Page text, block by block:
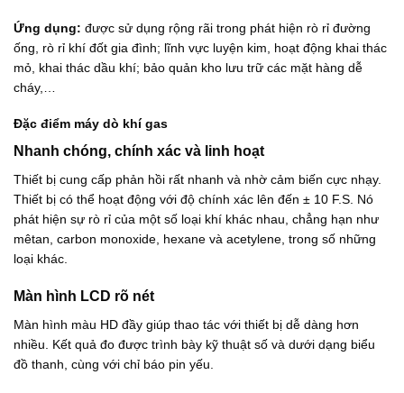
Ứng dụng: được sử dụng rộng rãi trong phát hiện rò rỉ đường
ống, rò rỉ khí đốt gia đình; lĩnh vực luyện kim, hoạt động khai thác
mỏ, khai thác dầu khí; bảo quản kho lưu trữ các mặt hàng dễ
cháy,…
Đặc điểm máy dò khí gas
Nhanh chóng, chính xác và linh hoạt
Thiết bị cung cấp phản hồi rất nhanh và nhờ cảm biến cực nhạy.
Thiết bị có thể hoạt động với độ chính xác lên đến ± 10 F.S. Nó
phát hiện sự rò rỉ của một số loại khí khác nhau, chẳng hạn như
mêtan, carbon monoxide, hexane và acetylene, trong số những
loại khác.
Màn hình LCD rõ nét
Màn hình màu HD đầy giúp thao tác với thiết bị dễ dàng hơn
nhiều. Kết quả đo được trình bày kỹ thuật số và dưới dạng biểu
đồ thanh, cùng với chỉ báo pin yếu.